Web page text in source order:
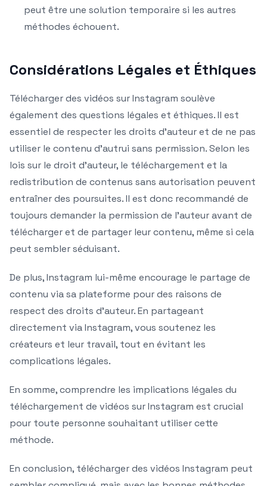
peut être une solution temporaire si les autres
méthodes échouent.
Considérations Légales et Éthiques
Télécharger des vidéos sur Instagram soulève
également des questions légales et éthiques. Il est
essentiel de respecter les droits d’auteur et de ne pas
utiliser le contenu d’autrui sans permission. Selon les
lois sur le droit d’auteur, le téléchargement et la
redistribution de contenus sans autorisation peuvent
entraîner des poursuites. Il est donc recommandé de
toujours demander la permission de l’auteur avant de
télécharger et de partager leur contenu, même si cela
peut sembler séduisant.
De plus, Instagram lui-même encourage le partage de
contenu via sa plateforme pour des raisons de
respect des droits d’auteur. En partageant
directement via Instagram, vous soutenez les
créateurs et leur travail, tout en évitant les
complications légales.
En somme, comprendre les implications légales du
téléchargement de vidéos sur Instagram est crucial
pour toute personne souhaitant utiliser cette
méthode.
En conclusion, télécharger des vidéos Instagram peut